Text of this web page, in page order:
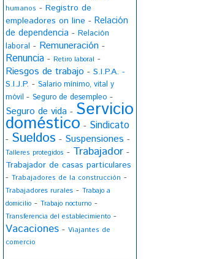
humanos - Registro de
empleadores on line - Relación
de dependencia - Relación
laboral - Remuneración -
Renuncia - Retiro laboral -
Riesgos de trabajo - S.I.P.A. -
S.I.J.P. - Salario mínimo, vital y
móvil - Seguro de desempleo -
Seguro de vida - Servicio
doméstico - Sindicato
- Sueldos - Suspensiones -
Talleres protegidos - Trabajador -
Trabajador de casas particulares
- Trabajadores de la construcciòn -
Trabajadores rurales - Trabajo a
domicilio - Trabajo nocturno -
Transferencia del establecimiento -
Vacaciones - Viajantes de
comercio